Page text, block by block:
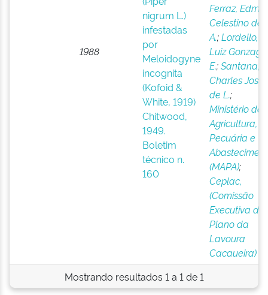
1988
nigrum L.)
infestadas
por
Meloidogyne
incognita
(Kofoid &
White, 1919)
Chitwood,
1949.
Boletim
técnico n.
160
Ferraz, Edmir
Celestino de
A.;Lordello,
Luiz Gonzaga
E.;Santana,
Charles José
de L.;
Ministério da
Agricultura,
Pecuária e
(MAPA);
Ceplac,
(Comissão
Executiva do
Plano da
Lavoura
Cacaueira)
Mostrando resultados 1 a 1 de 1